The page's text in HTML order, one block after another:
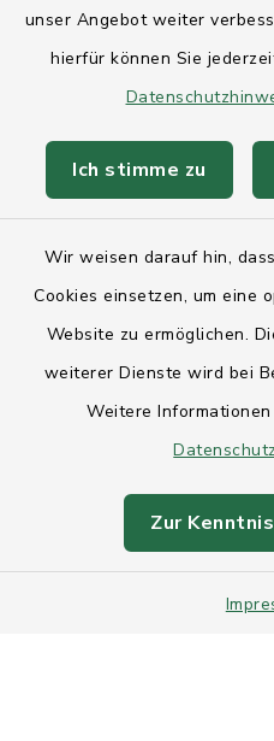
unser Angebot weiter
hierfür können Sie
Ich stimme zu
Wir weisen darauf hin,
Cookies einsetzen, um eine
Website zu ermöglichen.
weiterer Dienste wird bei
Weitere
Zur
AktivRegion